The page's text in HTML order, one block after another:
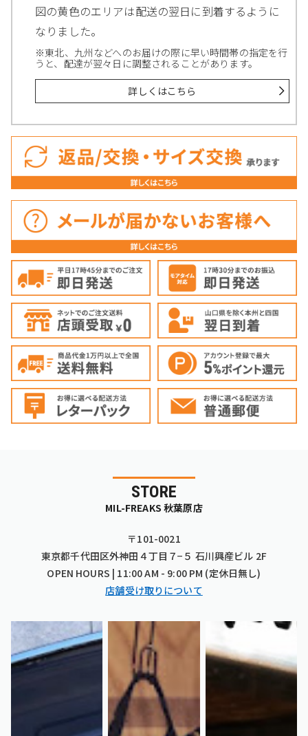
図の黄色のエリアは配送の翌日に到着するように
なりました。
※東北、九州などへのお届けの際に早い時間帯の指定を行
うと、配達が翌々日に調整されることがあります。
詳しくはこちら
STORE
MIL-FREAKS 秋葉原店
〒101-0021
東京都千代田区外神田４丁目７−５ 石川興産ビル 2F
OPEN HOURS | 11:00 AM - 9:00 PM (定休日無し)
店舗受け取りについて